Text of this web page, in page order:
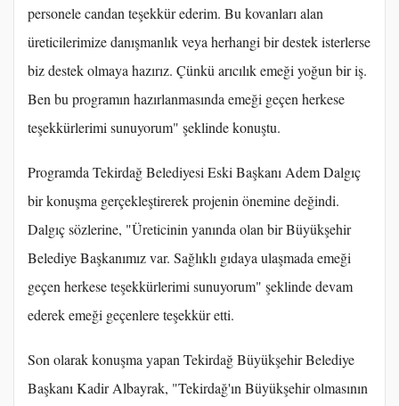
personele candan teşekkür ederim. Bu kovanları alan
üreticilerimize danışmanlık veya herhangi bir destek isterlerse
biz destek olmaya hazırız. Çünkü arıcılık emeği yoğun bir iş.
Ben bu programın hazırlanmasında emeği geçen herkese
teşekkürlerimi sunuyorum" şeklinde konuştu.
Programda Tekirdağ Belediyesi Eski Başkanı Adem Dalgıç
bir konuşma gerçekleştirerek projenin önemine değindi.
Dalgıç sözlerine, "Üreticinin yanında olan bir Büyükşehir
Belediye Başkanımız var. Sağlıklı gıdaya ulaşmada emeği
geçen herkese teşekkürlerimi sunuyorum" şeklinde devam
ederek emeği geçenlere teşekkür etti.
Son olarak konuşma yapan Tekirdağ Büyükşehir Belediye
Başkanı Kadir Albayrak, "Tekirdağ'ın Büyükşehir olmasının